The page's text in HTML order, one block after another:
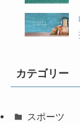
カテゴリー
スポーツ